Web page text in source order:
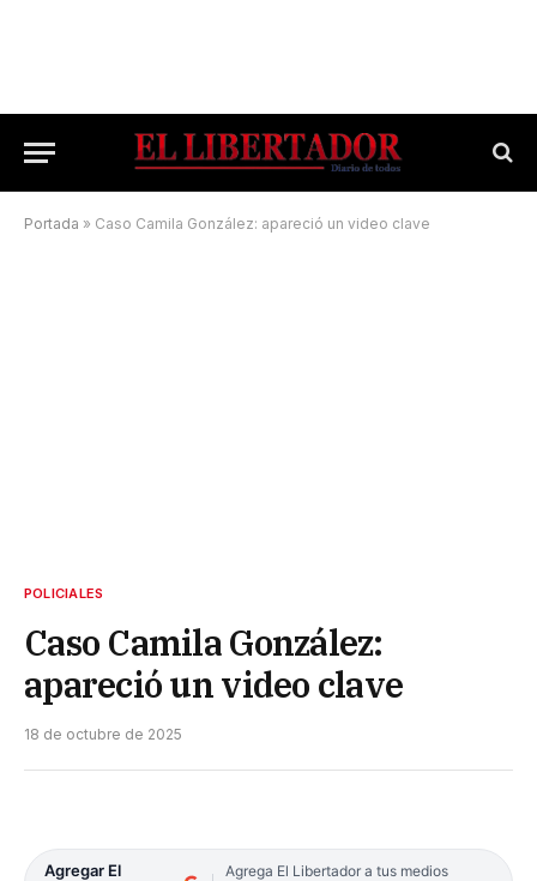
Portada » Caso Camila González: apareció un video clave
POLICIALES
Caso Camila González:
apareció un video clave
18 de octubre de 2025
Agregar El
Agrega El Libertador a tus medios